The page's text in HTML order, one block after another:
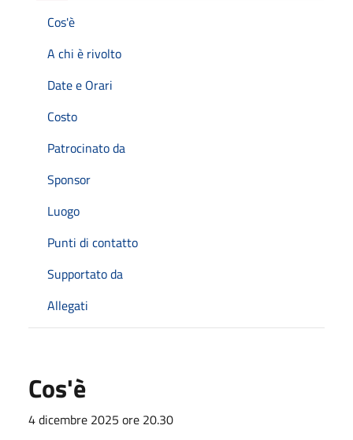
Cos'è
A chi è rivolto
Date e Orari
Costo
Patrocinato da
Sponsor
Luogo
Punti di contatto
Supportato da
Allegati
Cos'è
4 dicembre 2025 ore 20.30